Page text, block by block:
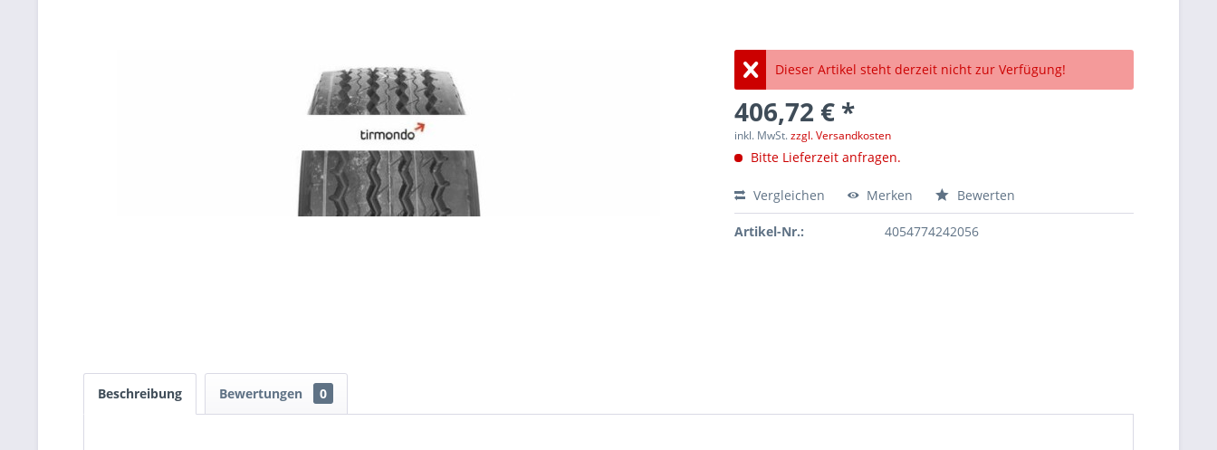
Dieser Artikel steht derzeit nicht zur Verfügung!
406,72 € *
inkl. MwSt.zzgl. Versandkosten
Bitte Lieferzeit anfragen.
Vergleichen Merken Bewerten
Artikel-Nr.: 4054774242056
Beschreibung Bewertungen 0